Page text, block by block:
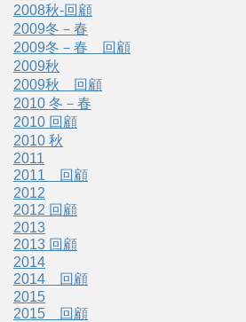
2008秋-回顧
2009冬－春
2009冬－春 回顧
2009秋
2009秋 回顧
2010 冬－春
2010 回顧
2010 秋
2011
2011 回顧
2012
2012 回顧
2013
2013 回顧
2014
2014 回顧
2015
2015 回顧